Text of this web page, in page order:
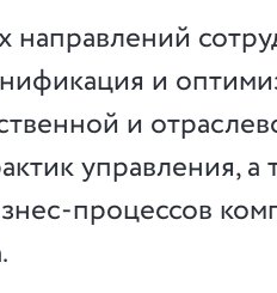
и
и
управления, а
процессов